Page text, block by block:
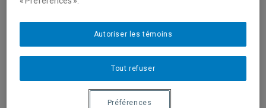
Tout refuser
Autoriser les témoins
Préférences